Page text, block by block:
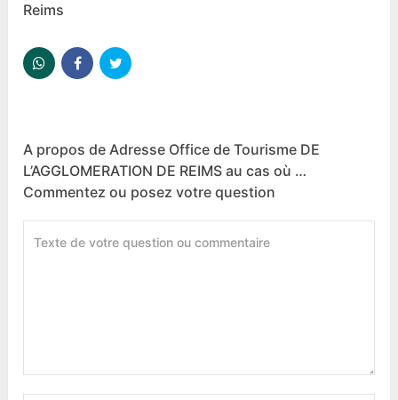
Reims
A propos de Adresse Office de Tourisme DE
L’AGGLOMERATION DE REIMS au cas où …
Commentez ou posez votre question